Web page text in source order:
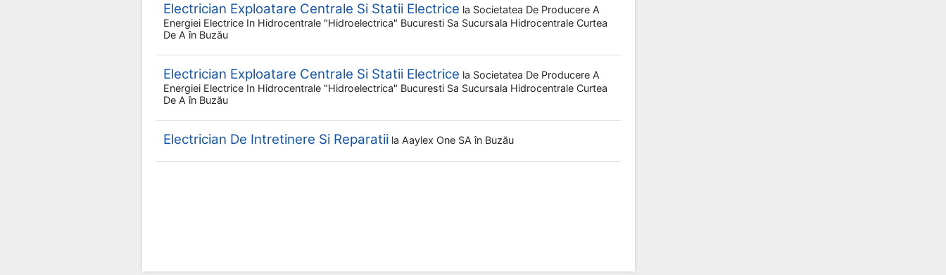
Electrician Exploatare Centrale Si Statii Electrice la Societatea De Producere A
Energiei Electrice In Hidrocentrale "hidroelectrica" Bucuresti Sa Sucursala Hidrocentrale Curtea
De A în Buzău
Electrician Exploatare Centrale Si Statii Electrice la Societatea De Producere A
Energiei Electrice In Hidrocentrale "hidroelectrica" Bucuresti Sa Sucursala Hidrocentrale Curtea
De A în Buzău
Electrician De Intretinere Si Reparatii la Aaylex One SA în Buzău